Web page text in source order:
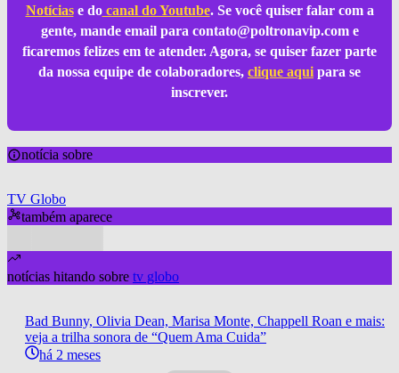
Notíciase docanal do Youtube. Se você quiser falar com a
gente, mande email para contato@poltronavip.come
ficaremos felizes em te atender. Agora, se quiser fazer parte
da nossa equipe de colaboradores, clique aqui para se
inscrever.
notícia sobre
TV Globo
também aparece
notícias hitando sobre tv globo
Bad Bunny, Olivia Dean, Marisa Monte, Chappell Roan e mais:
veja a trilha sonora de “Quem Ama Cuida”
há 2 meses